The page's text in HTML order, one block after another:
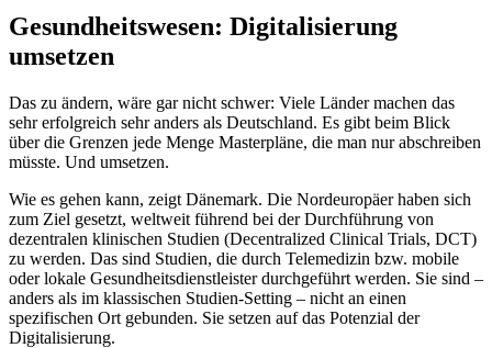
Gesundheitswesen: Digitalisierung
umsetzen
Das zu ändern, wäre gar nicht schwer: Viele Länder machen das
sehr erfolgreich sehr anders als Deutschland. Es gibt beim Blick
über die Grenzen jede Menge Masterpläne, die man nur abschreiben
müsste. Und umsetzen.
Wie es gehen kann, zeigt Dänemark. Die Nordeuropäer haben sich
zum Ziel gesetzt, weltweit führend bei der Durchführung von
dezentralen klinischen Studien (Decentralized Clinical Trials, DCT)
zu werden. Das sind Studien, die durch Telemedizin bzw. mobile
oder lokale Gesundheitsdienstleister durchgeführt werden. Sie sind –
anders als im klassischen Studien-Setting – nicht an einen
spezifischen Ort gebunden. Sie setzen auf das Potenzial der
Digitalisierung.